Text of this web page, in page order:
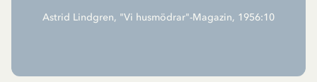
Astrid Lindgren, "Vi husmödrar"-Magazin, 1956:10